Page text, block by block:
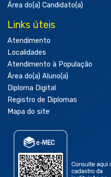
Área do(a) Candidato(a)
Links úteis
Atendimento
Localidades
Atendimento à População
Área do(a) Aluno(a)
Diploma Digital
Registro de Diplomas
Mapa do site